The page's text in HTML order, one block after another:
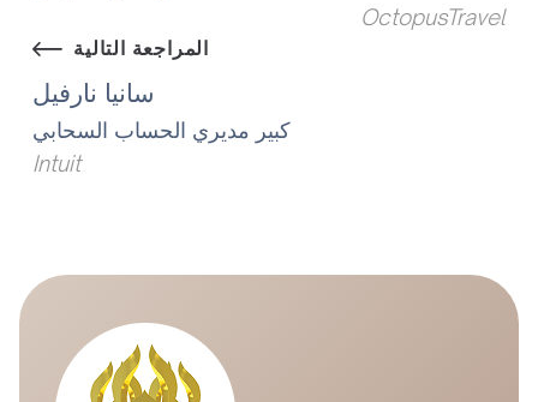
OctopusTravel
المراجعة التالية
سانيا نارفيل
كبير مديري الحساب السحابي
Intuit